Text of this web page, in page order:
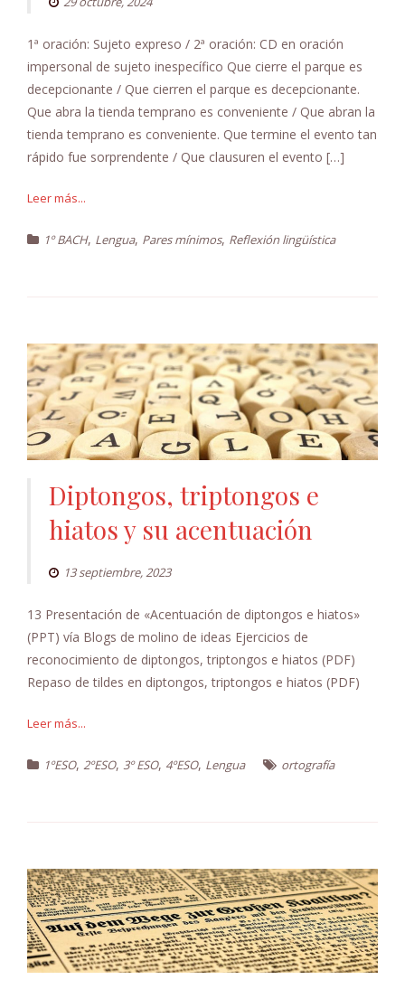
1ª oración: Sujeto expreso / 2ª oración: CD en oración
impersonal de sujeto inespecífico Que cierre el parque es
decepcionante / Que cierren el parque es decepcionante.
Que abra la tienda temprano es conveniente / Que abran la
tienda temprano es conveniente. Que termine el evento tan
rápido fue sorprendente / Que clausuren el evento […]
Leer más...
1º BACH, Lengua, Pares mínimos, Reflexión lingüística
Diptongos, triptongos e
hiatos y su acentuación
13 septiembre, 2023
13 Presentación de «Acentuación de diptongos e hiatos»
(PPT) vía Blogs de molino de ideas Ejercicios de
reconocimiento de diptongos, triptongos e hiatos (PDF)
Repaso de tildes en diptongos, triptongos e hiatos (PDF)
Leer más...
1ºESO, 2ºESO, 3º ESO, 4ºESO, Lengua ortografía